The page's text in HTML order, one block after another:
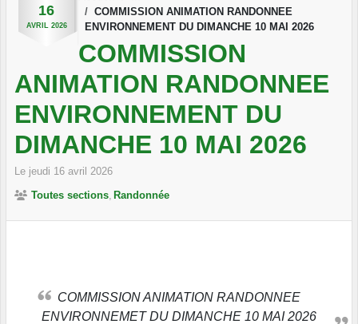
16
AVRIL 2026
COMMISSION ANIMATION RANDONNEE
ENVIRONNEMENT DU DIMANCHE 10 MAI 2026
COMMISSION
ANIMATION RANDONNEE
ENVIRONNEMENT DU
DIMANCHE 10 MAI 2026
Le jeudi 16 avril 2026
Toutes sections Randonnée
COMMISSION ANIMATION RANDONNEE
ENVIRONNEMET DU DIMANCHE 10 MAI 2026